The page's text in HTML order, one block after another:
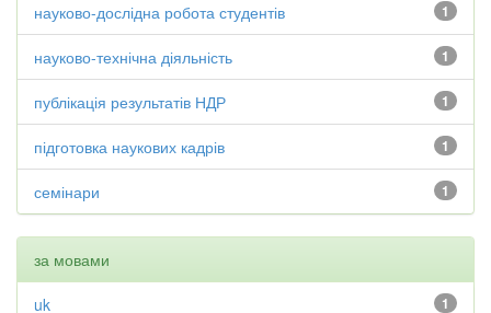
1
науково-дослідна робота студентів
1
науково-технічна діяльність
1
публікація результатів НДР
1
підготовка наукових кадрів
1
семінари
за мовами
1
uk